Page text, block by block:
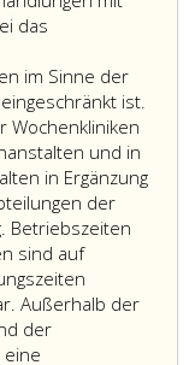
das
im Sinne der
ist.
Wochenkliniken
und in
in Ergänzung
der
Betriebszeiten
sind auf
Außerhalb der
der